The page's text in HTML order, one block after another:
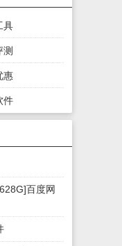
具
测
惠
件
百度网